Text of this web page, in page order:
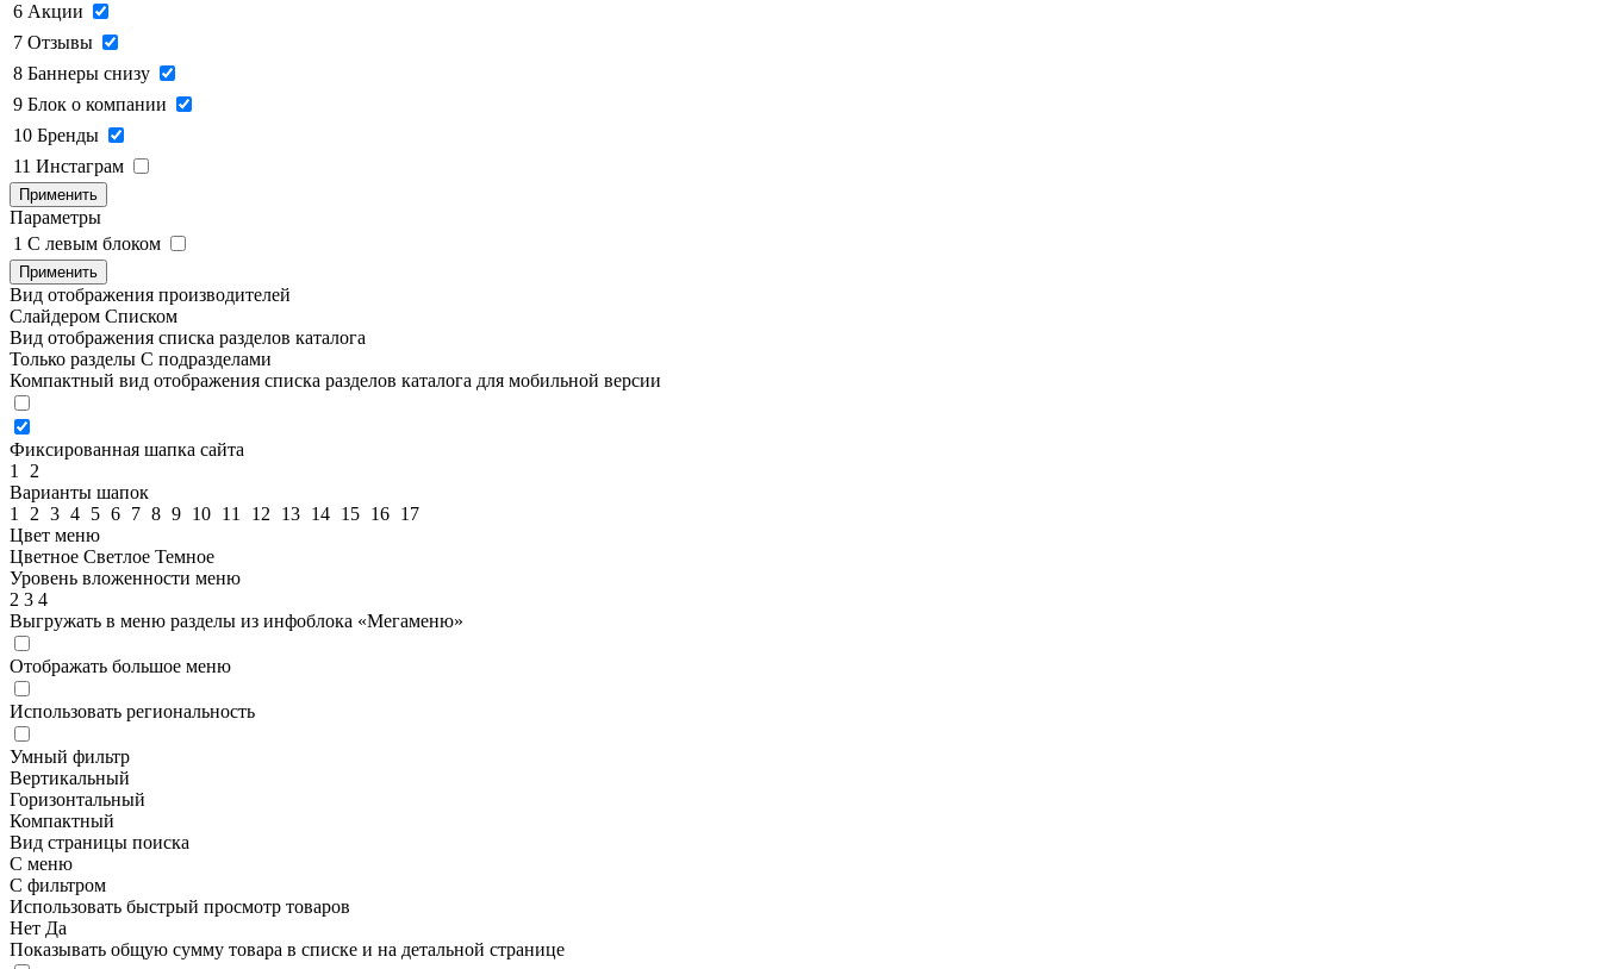
6 Акции
7 Отзывы
8 Баннеры снизу
9 Блок о компании
10 Бренды
11 Инстаграм
Применить
Параметры
1 C левым блоком
Применить
Вид отображения производителей
Слайдером Списком
Вид отображения списка разделов каталога
Только разделы С подразделами
Компактный вид отображения списка разделов каталога для мобильной версии
Фиксированная шапка сайта
1
2
Варианты шапок
1
2 3 4 5 6 7 8 9 10 11 12 13 14 15 16 17
Цвет меню
Цветное Светлое Темное
Уровень вложенности меню
2 3 4
Выгружать в меню разделы из инфоблока «Мегаменю»
Отображать большое меню
Использовать региональность
Умный фильтр
Вертикальный
Горизонтальный
Компактный
Вид страницы поиска
С меню
С фильтром
Использовать быстрый просмотр товаров
Нет Да
Показывать общую сумму товара в списке и на детальной странице